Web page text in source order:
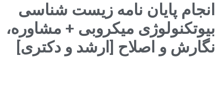
انجام پایان نامه زیست شناسی
بیوتکنولوژی میکروبی + مشاوره،
نگارش و اصلاح [ارشد و دکتری]